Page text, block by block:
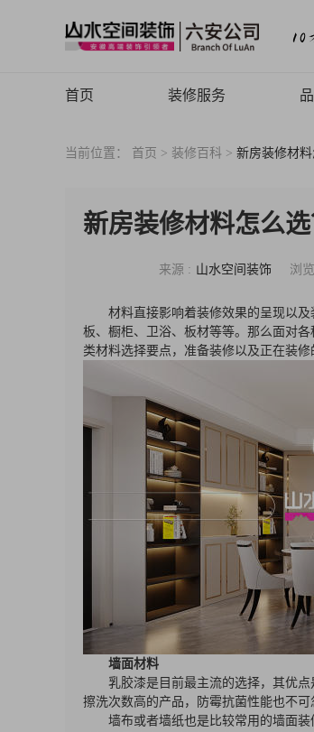
首页 装修服务
山水高端
当前位置： 首页 > 装修百科 > 新房装修材
新房装修材料怎么
来源 : 山水空间装饰 浏
材料直接影响着装修效果的呈现以
板、橱柜、卫浴、板材等等。那么面对
类材料选择要点，准备装修以及正在装
墙面材料
乳胶漆是目前最主流的选择，其优
擦洗次数高的产品，防霉抗菌性能也不
墙布或者墙纸也是比较常用的墙面